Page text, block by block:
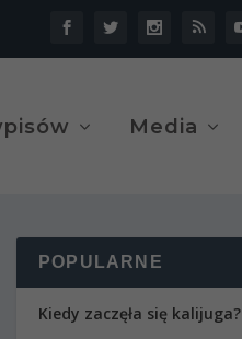
Media
POPULARNE
Kiedy zaczęła się kalijuga?